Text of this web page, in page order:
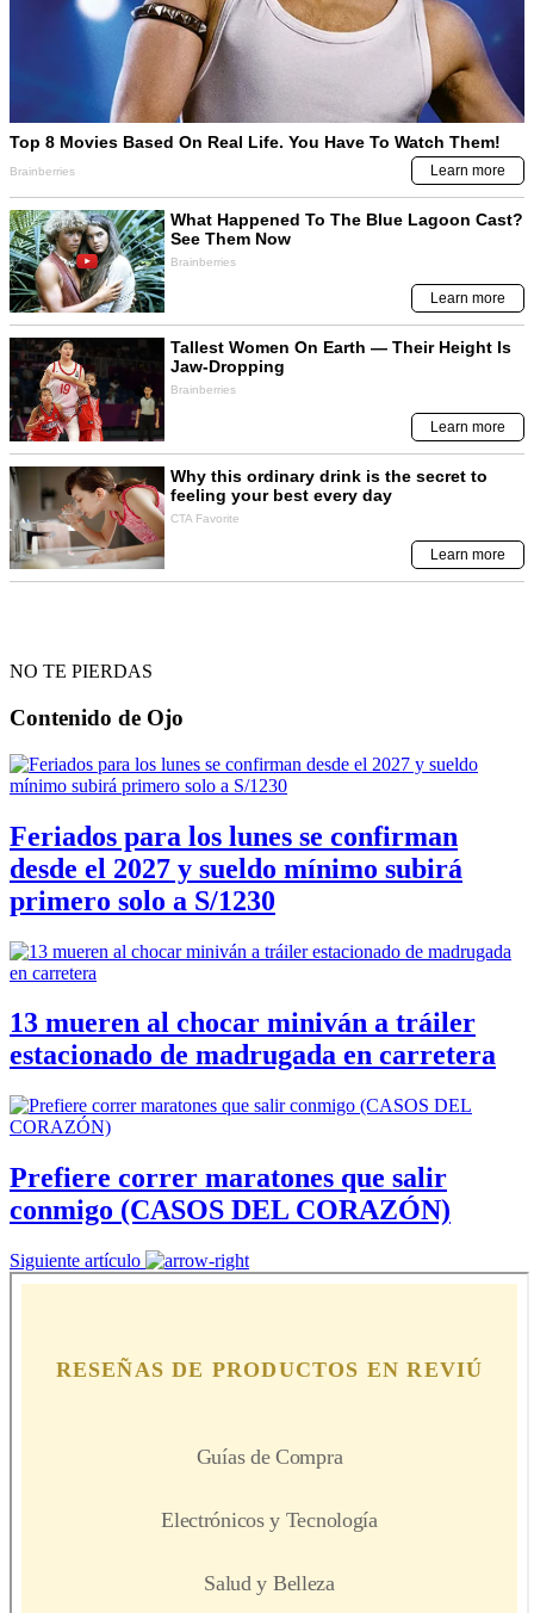
NO TE PIERDAS
Contenido de Ojo
Feriados para los lunes se confirman
desde el 2027 y sueldo mínimo subirá
primero solo a S/1230
13 mueren al chocar miniván a tráiler
estacionado de madrugada en carretera
Prefiere correr maratones que salir
conmigo (CASOS DEL CORAZÓN)
Siguiente artículo